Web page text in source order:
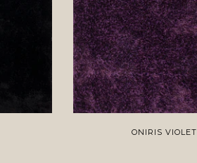
ONIRIS VIOLET